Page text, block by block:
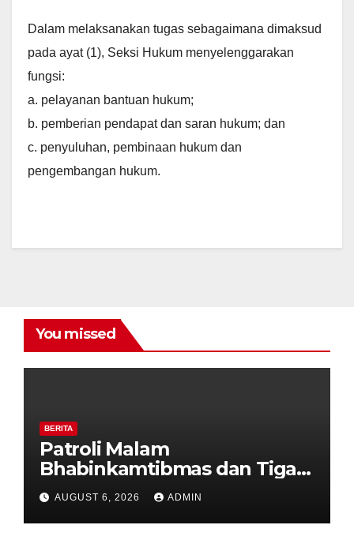
Dalam melaksanakan tugas sebagaimana dimaksud
pada ayat (1), Seksi Hukum menyelenggarakan
fungsi:
a. pelayanan bantuan hukum;
b. pemberian pendapat dan saran hukum; dan
c. penyuluhan, pembinaan hukum dan
pengembangan hukum.
You missed
BERITA
Patroli Malam
Bhabinkamtibmas dan Tiga
Pilar Kelurahan Ungaran
Perkuat Kamtibmas, Warga
Diajak Aktifkan Ronda
AUGUST 6, 2026 ADMIN